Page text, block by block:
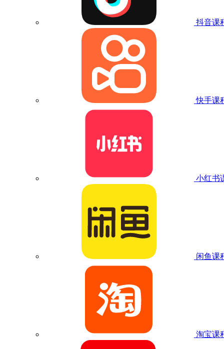
抖音课
快手课
小红书
闲鱼课
淘宝课